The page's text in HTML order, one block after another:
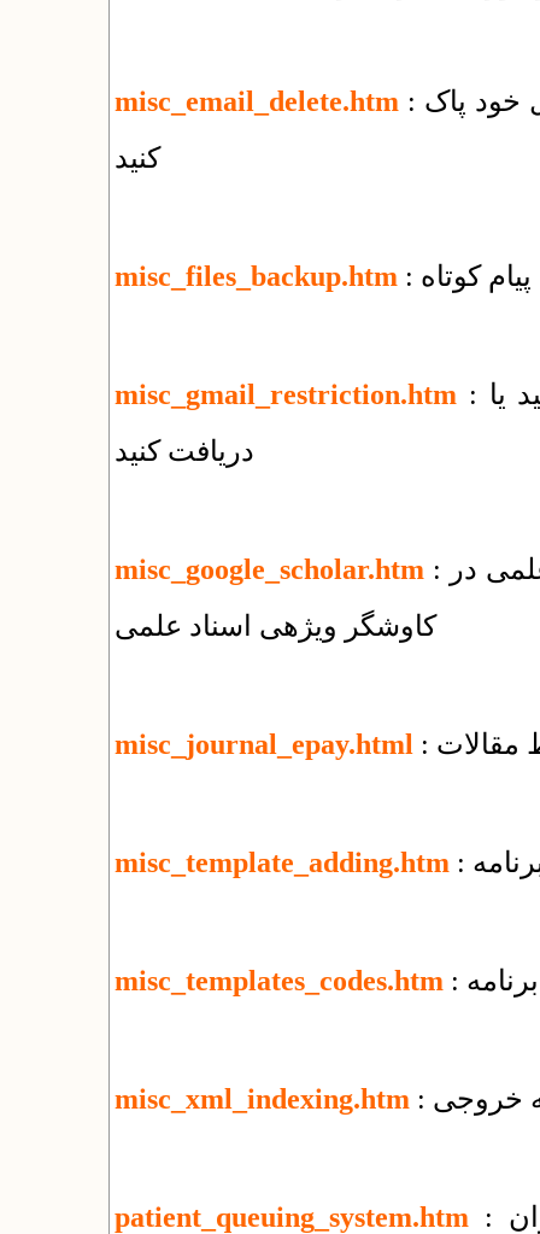
misc_email_delete.htm : چگونه‌ همه‌ی نامه‌های الکترونیک را از وب‌میل خود پاک
کنید
misc_files_backup.htm کوتاه
misc_gmail_restriction.htm : چه فایل‌هایی را با جی‌میل نمی‌توانید بفرستید یا
دریافت کنید
misc_google_scholar.htm : نحوه ثبت مقالات منتشر شده در پایگاههای علمی در
کاوشگر ویژهی اسناد علمی
misc_journal_epay.html مقالات
misc_template_adding.htm
misc_templates_codes.htm
misc_xml_indexing.htm
patient_queuing_system.htm : سامانه نوبت دهی بیماران : patient queuing